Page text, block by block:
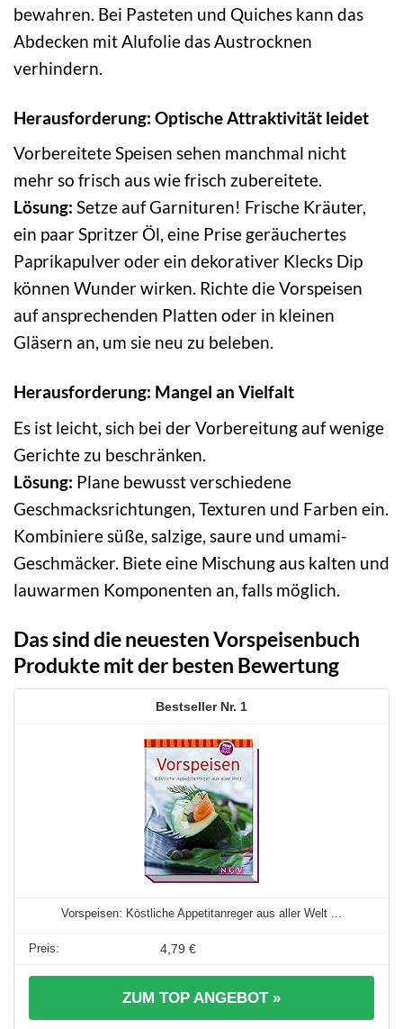
bewahren. Bei Pasteten und Quiches kann das
Abdecken mit Alufolie das Austrocknen
verhindern.
Herausforderung: Optische Attraktivität leidet
Vorbereitete Speisen sehen manchmal nicht
mehr so frisch aus wie frisch zubereitete.
Lösung: Setze auf Garnituren! Frische Kräuter,
ein paar Spritzer Öl, eine Prise geräuchertes
Paprikapulver oder ein dekorativer Klecks Dip
können Wunder wirken. Richte die Vorspeisen
auf ansprechenden Platten oder in kleinen
Gläsern an, um sie neu zu beleben.
Herausforderung: Mangel an Vielfalt
Es ist leicht, sich bei der Vorbereitung auf wenige
Gerichte zu beschränken.
Lösung: Plane bewusst verschiedene
Geschmacksrichtungen, Texturen und Farben ein.
Kombiniere süße, salzige, saure und umami-
Geschmäcker. Biete eine Mischung aus kalten und
lauwarmen Komponenten an, falls möglich.
Das sind die neuesten Vorspeisenbuch
Produkte mit der besten Bewertung
1
Vorspeisen: Köstliche Appetitanreger aus aller Welt ...
4,79 €
ZUM TOP ANGEBOT »